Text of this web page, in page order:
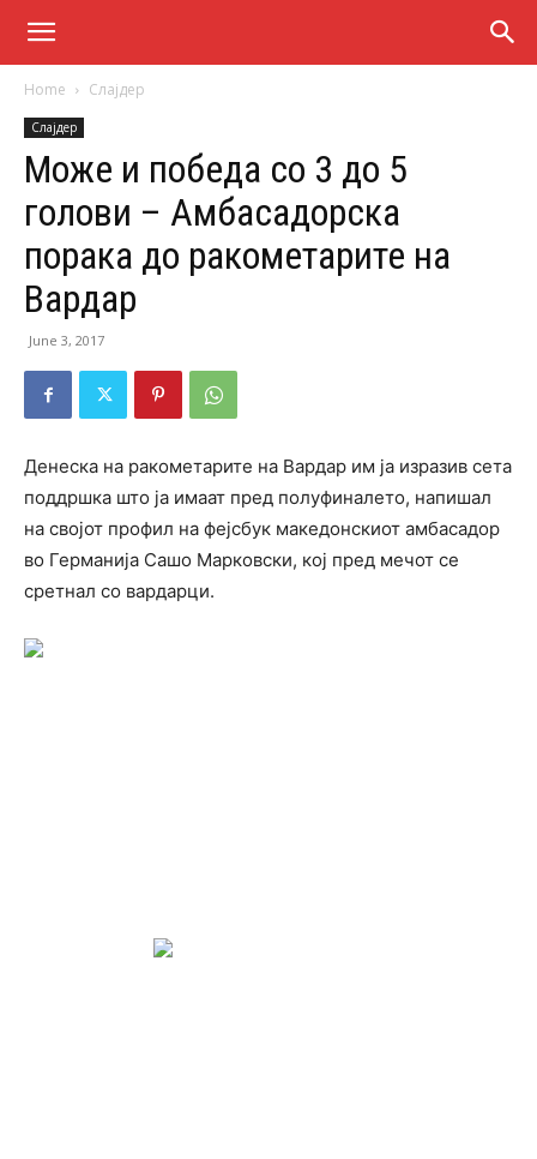
Home Слајдер
Слајдер
Може и победа со 3 до 5
голови – Амбасадорска
порака до ракометарите на
Вардар
June 3, 2017
Денеска на ракометарите на Вардар им ја изразив сета
поддршка што ја имаат пред полуфиналето, напишал
на својот профил на фејсбук македонскиот амбасадор
во Германија Сашо Марковски, кој пред мечот се
сретнал со вардарци.